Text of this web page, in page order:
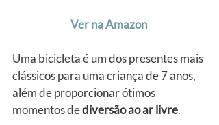
Ver na Amazon
Uma bicicleta é um dos presentes mais
clássicos para uma criança de 7 anos,
além de proporcionar ótimos
momentos de diversão ao ar livre.